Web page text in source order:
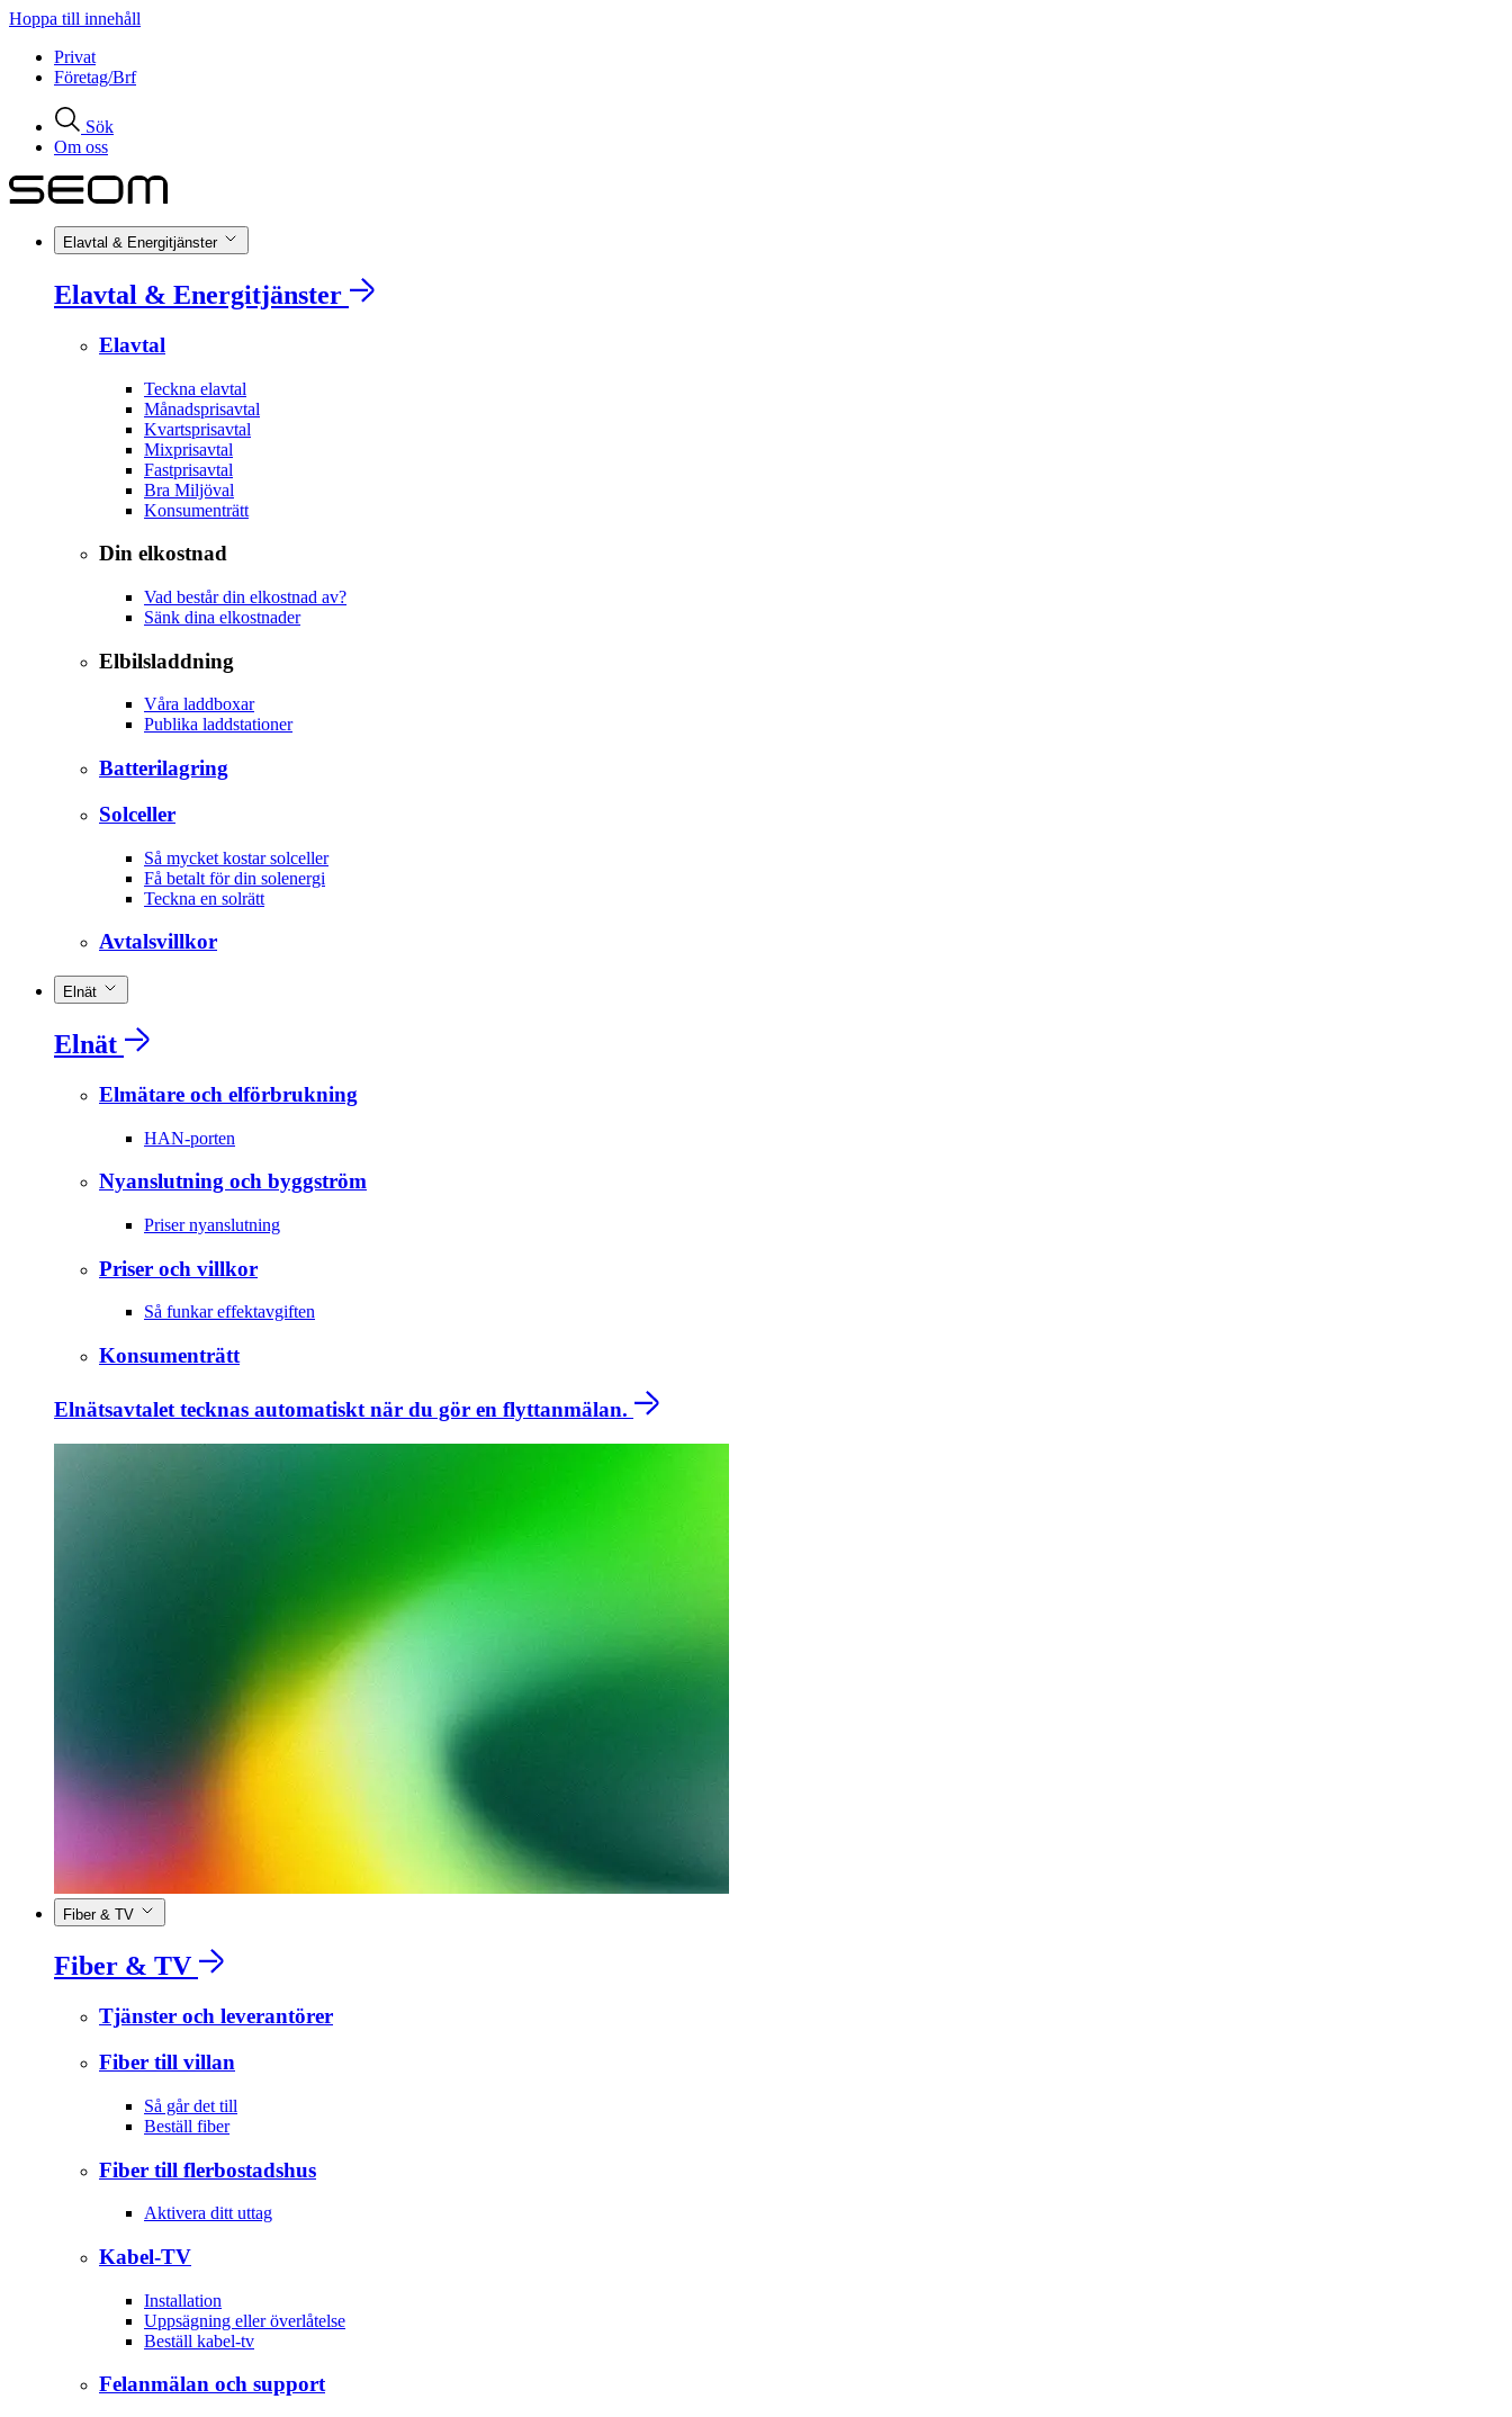
Hoppa till innehåll
Privat
Företag/Brf
Sök
Om oss
Elavtal & Energitjänster
Elavtal & Energitjänster
Elavtal
Teckna elavtal
Månadsprisavtal
Kvartsprisavtal
Mixprisavtal
Fastprisavtal
Bra Miljöval
Konsumenträtt
Din elkostnad
Vad består din elkostnad av?
Sänk dina elkostnader
Elbilsladdning
Våra laddboxar
Publika laddstationer
Batterilagring
Solceller
Så mycket kostar solceller
Få betalt för din solenergi
Teckna en solrätt
Avtalsvillkor
Elnät
Elnät
Elmätare och elförbrukning
HAN-porten
Nyanslutning och byggström
Priser nyanslutning
Priser och villkor
Så funkar effektavgiften
Konsumenträtt
Elnätsavtalet tecknas automatiskt när du gör en flyttanmälan.
Fiber & TV
Fiber & TV
Tjänster och leverantörer
Fiber till villan
Så går det till
Beställ fiber
Fiber till flerbostadshus
Aktivera ditt uttag
Kabel-TV
Installation
Uppsägning eller överlåtelse
Beställ kabel-tv
Felanmälan och support